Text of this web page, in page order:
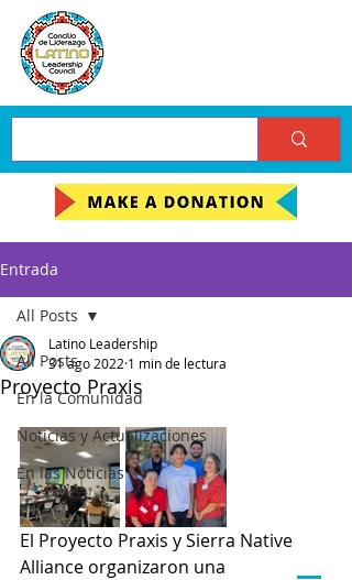
Entrada
All Posts
En la Comunidad
Noticias y Actualizaciones
En las Noticias
All Posts
Proyecto Praxis
Latino Leadership
31 ago 2022 1 min de lectura
El Proyecto Praxis y Sierra Native
Alliance organizaron una